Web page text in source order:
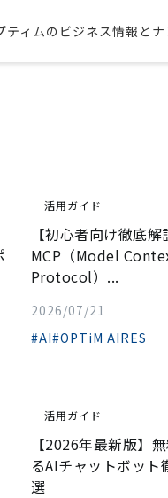
ティムのビジネス情報と
活用ガイド
【初心者向け徹底解
MCP（Model
Protocol）...
2026/07/21
#AI#OPTiM AIRES
活用ガイド
【2026年最新版】
るAIチャットボット
選